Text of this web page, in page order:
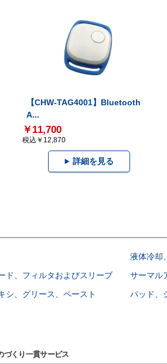
【CHW-TAG4001】Bluetooth
A...
￥11,700
税込￥12,870
詳細を見る
液体冷却
ド、フィルタおよびスリーブ
サーマル
シ、グリース、ペースト
パッド、
づくり一貫サービス